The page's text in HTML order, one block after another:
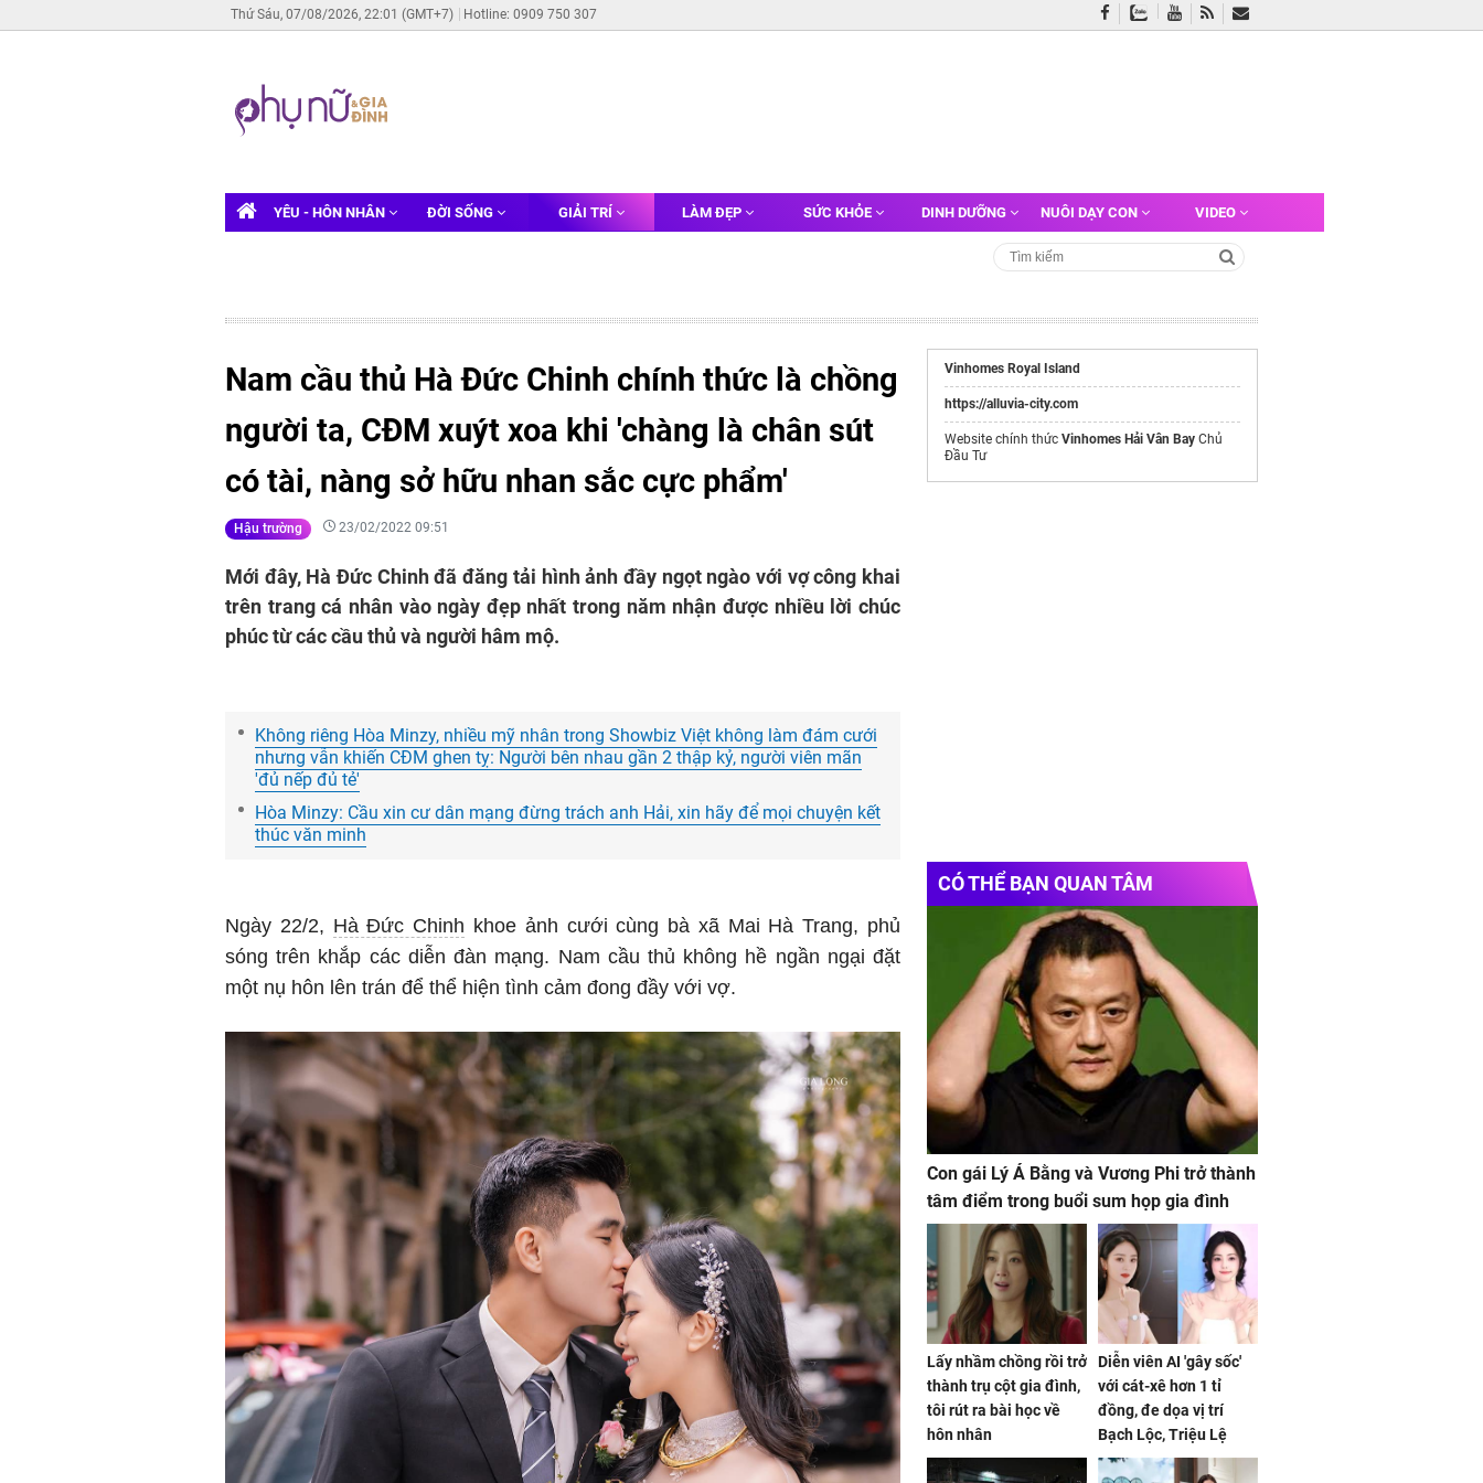
Thứ Sáu, 07/08/2026, 22:01 (GMT+7) Hotline: 0909 750 307
YÊU - HÔN NHÂN ĐỜI SỐNG GIẢI TRÍ LÀM ĐẸP SỨC KHỎE DINH DƯỠNG NUÔI DẠY CON VIDEO
Nam cầu thủ Hà Đức Chinh chính thức là chồng
người ta, CĐM xuýt xoa khi 'chàng là chân sút
có tài, nàng sở hữu nhan sắc cực phẩm'
Hậu trường 23/02/2022 09:51
Mới đây, Hà Đức Chinh đã đăng tải hình ảnh đầy ngọt ngào với vợ công khai
trên trang cá nhân vào ngày đẹp nhất trong năm nhận được nhiều lời chúc
phúc từ các cầu thủ và người hâm mộ.
Không riêng Hòa Minzy, nhiều mỹ nhân trong Showbiz Việt không làm đám cưới
nhưng vẫn khiến CĐM ghen tỵ: Người bên nhau gần 2 thập kỷ, người viên mãn
'đủ nếp đủ tẻ'
Hòa Minzy: Cầu xin cư dân mạng đừng trách anh Hải, xin hãy để mọi chuyện kết
thúc văn minh
Ngày 22/2, Hà Đức Chinh khoe ảnh cưới cùng bà xã Mai Hà Trang, phủ
sóng trên khắp các diễn đàn mạng. Nam cầu thủ không hề ngần ngại đặt
một nụ hôn lên trán để thể hiện tình cảm đong đầy với vợ.
Vinhomes Royal Island
https://alluvia-city.com
Website chính thức Vinhomes Hải Vân Bay Chủ
Đầu Tư
CÓ THỂ BẠN QUAN TÂM
Con gái Lý Á Bằng và Vương Phi trở thành
tâm điểm trong buổi sum họp gia đình
Lấy nhầm chồng rồi trở
thành trụ cột gia đình,
tôi rút ra bài học về
hôn nhân
Diễn viên AI 'gây sốc'
với cát-xê hơn 1 tỉ
đồng, đe dọa vị trí
Bạch Lộc, Triệu Lệ
Dĩnh